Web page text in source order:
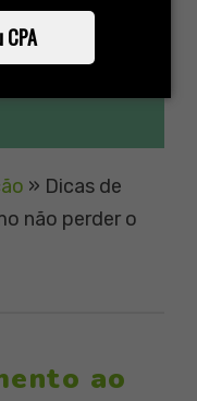
» Dicas de
não perder o
ao